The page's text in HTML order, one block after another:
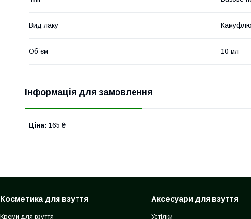
Вид лаку
Об`єм 10 мл
Інформація для замовлення
Ціна: 165 ₴
Косметика для взуття
Креми для взуття
Аксесуари для взуття
Устілки